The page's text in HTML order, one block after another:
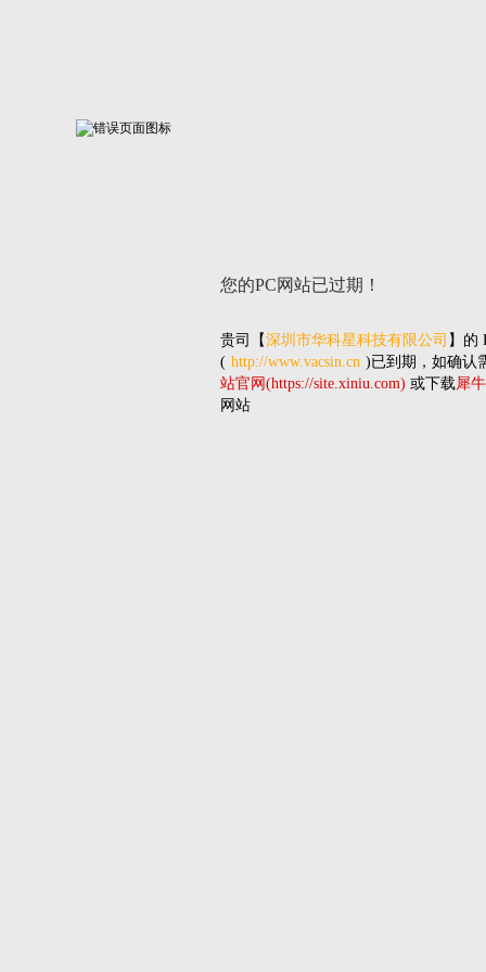
您的PC网站已过期！
贵司 【深圳市华科星科技有限公司 】的
( http://www.vacsin.cn )已到期，如确认
站官网(https://site.xiniu.com) 或下载犀
网站